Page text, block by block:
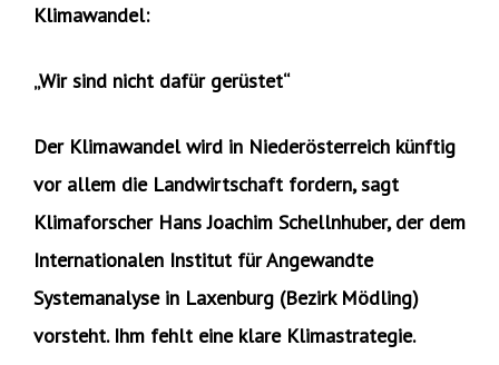
Klimawandel:
„Wir sind nicht dafür gerüstet“
Der Klimawandel wird in Niederösterreich künftig
vor allem die Landwirtschaft fordern, sagt
Klimaforscher Hans Joachim Schellnhuber, der dem
Internationalen Institut für Angewandte
Systemanalyse in Laxenburg (Bezirk Mödling)
vorsteht. Ihm fehlt eine klare Klimastrategie.